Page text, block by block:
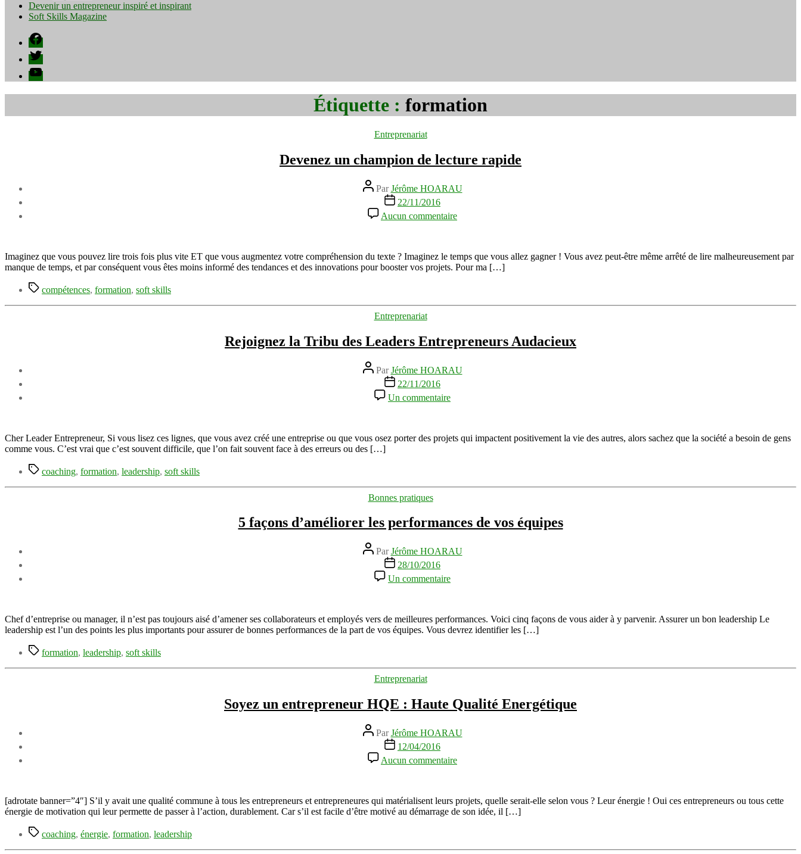
Devenir un entrepreneur inspiré et inspirant
Soft Skills Magazine
Facebook
Twitter
YouTube
Étiquette : formation
Catégories
Entreprenariat
Devenez un champion de lecture rapide
Auteur
de
l’article
ParJérôme HOARAU
Date
l’article
22/11/2016
Aucun commentaire
Devenez
de
lecture
Imaginez que vous pouvez lire trois fois plus vite ET que vous augmentez votre compréhension du texte ? Imaginez le temps que vous allez gagner ! Vous avez peut-être même arrêté de lire malheureusement par
manque de temps, et par conséquent vous êtes moins informé des tendances et des innovations pour booster vos projets. Pour ma […]
Étiquettes
compétences, formation, soft skills
Catégories
Entreprenariat
Rejoignez la Tribu des Leaders Entrepreneurs Audacieux
Auteur
de
l’article
ParJérôme HOARAU
Date
de
l’article
22/11/2016
Un commentaire
Rejoignez
des
Cher Leader Entrepreneur, Si vous lisez ces lignes, que vous avez créé une entreprise ou que vous osez porter des projets qui impactent positivement la vie des autres, alors sachez que la société a besoin de gens
comme vous. C’est vrai que c’est souvent difficile, que l’on fait souvent face à des erreurs ou des […]
Étiquettes
coaching, formation, leadership, soft skills
Catégories
Bonnes pratiques
5 façons d’améliorer les performances de vos équipes
Auteur
de
l’article
ParJérôme HOARAU
Date
de
l’article
28/10/2016
Un commentaire
5
les
performances
Chef d’entreprise ou manager, il n’est pas toujours aisé d’amener ses collaborateurs et employés vers de meilleures performances. Voici cinq façons de vous aider à y parvenir. Assurer un bon leadership Le
leadership est l’un des points les plus importants pour assurer de bonnes performances de la part de vos équipes. Vous devrez identifier les […]
Étiquettes
formation, leadership, soft skills
Catégories
Entreprenariat
Soyez un entrepreneur HQE : Haute Qualité Energétique
Auteur
de
l’article
ParJérôme HOARAU
Date
l’article
12/04/2016
Aucun commentaire
Soyez
HQE
:
[adrotate banner=”4″] S’il y avait une qualité commune à tous les entrepreneurs et entrepreneures qui matérialisent leurs projets, quelle serait-elle selon vous ? Leur énergie ! Oui ces entrepreneurs ou tous cette
énergie de motivation qui leur permette de passer à l’action, durablement. Car s’il est facile d’être motivé au démarrage de son idée, il […]
Étiquettes
coaching, énergie, formation, leadership